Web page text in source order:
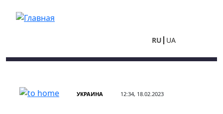
RU UA
УКРАИНА 12:34, 18.02.2023